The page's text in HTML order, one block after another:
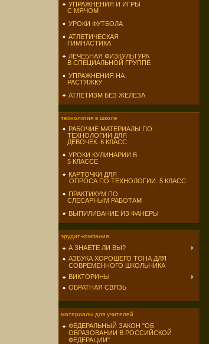
УПРАЖНЕНИЯ И ИГРЫ
С МЯЧОМ
УРОКИ ФУТБОЛА
АТЛЕТИЧЕСКАЯ
ГИМНАСТИКА
ЛЕЧЕБНАЯ ФИЗКУЛЬТУРА
В СПЕЦИАЛЬНОЙ ГРУППЕ
УПРАЖНЕНИЯ НА
РАСТЯЖКУ
АТЛЕТИЗМ БЕЗ ЖЕЛЕЗА
технология в школе
РАБОЧИЕ МАТЕРИАЛЫ ПО
ТЕХНОЛОГИИ ДЛЯ
ДЕВОЧЕК. 6 КЛАСС
УРОКИ КУЛИНАРИИ В
5 КЛАССЕ
КАРТОЧКИ ДЛЯ
ОПРОСА ПО ТЕХНОЛОГИИ. 5 КЛАСС
ПРАКТИКУМ ПО
СЛЕСАРНЫМ РАБОТАМ
ВЫПИЛИВАНИЕ ИЗ ФАНЕРЫ
эрудит-компания
А ЗНАЕТЕ ЛИ ВЫ?
АЗБУКА ХОРОШЕГО ТОНА ДЛЯ
СОВРЕМЕННОГО ШКОЛЬНИКА
ВИКТОРИНЫ
ОБРАТНАЯ СВЯЗЬ
материалы для учителей
ФЕДЕРАЛЬНЫЙ ЗАКОН "ОБ
ОБРАЗОВАНИИ В РОССИЙСКОЙ
ФЕДЕРАЦИИ"